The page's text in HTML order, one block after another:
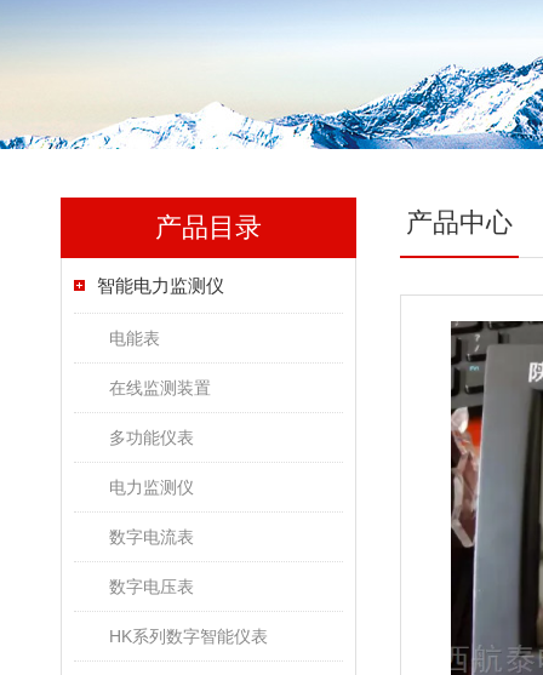
产品目录
智能电力监测仪
电能表
在线监测装置
多功能仪表
电力监测仪
数字电流表
数字电压表
HK系列数字智能仪表
产品中心